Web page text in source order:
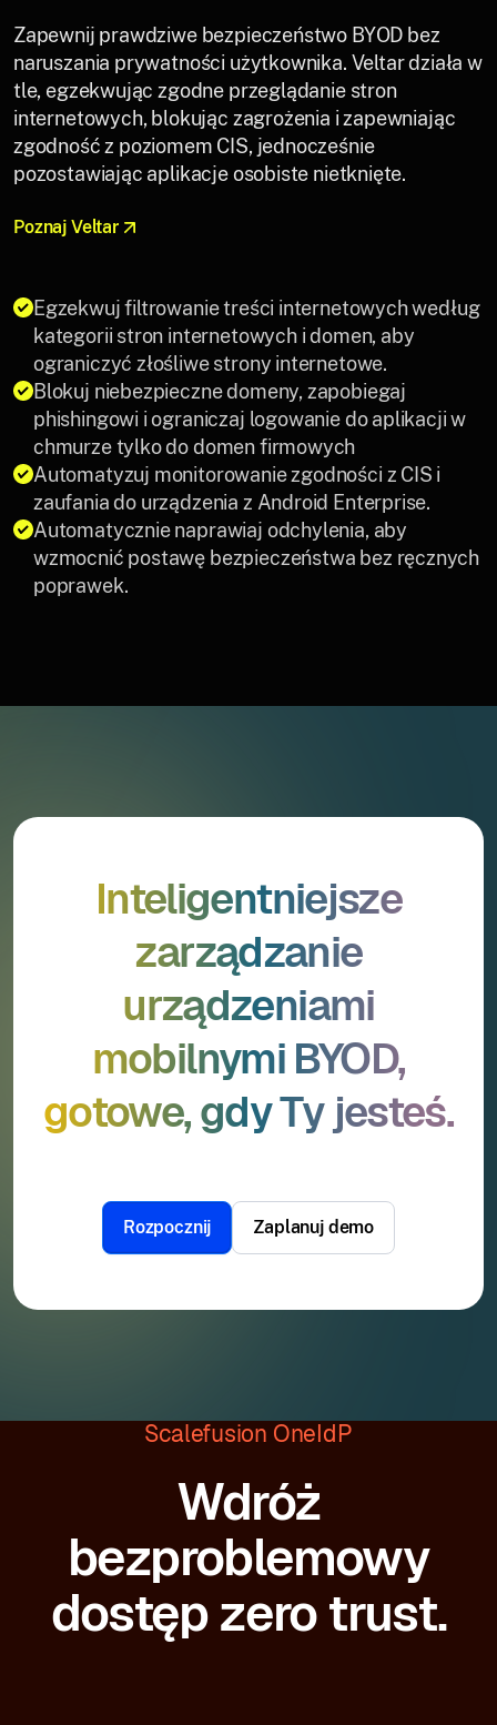
Zapewnij prawdziwe bezpieczeństwo BYOD bez
naruszania prywatności użytkownika. Veltar działa w
tle, egzekwując zgodne przeglądanie stron
internetowych, blokując zagrożenia i zapewniając
zgodność z poziomem CIS, jednocześnie
pozostawiając aplikacje osobiste nietknięte.
Poznaj Veltar
Egzekwuj filtrowanie treści internetowych według
kategorii stron internetowych i domen, aby
ograniczyć złośliwe strony internetowe.
Blokuj niebezpieczne domeny, zapobiegaj
phishingowi i ograniczaj logowanie do aplikacji w
chmurze tylko do domen firmowych
Automatyzuj monitorowanie zgodności z CIS i
zaufania do urządzenia z Android Enterprise.
Automatycznie naprawiaj odchylenia, aby
wzmocnić postawę bezpieczeństwa bez ręcznych
poprawek.
Inteligentniejsze
zarządzanie
urządzeniami
mobilnymi BYOD,
gotowe, gdy Ty jesteś.
Rozpocznij Zaplanuj demo
Scalefusion OneIdP
Wdróż
bezproblemowy
dostęp zero trust.